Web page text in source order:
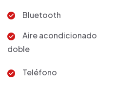
Bluetooth
Aire acondicionado
doble
Teléfono